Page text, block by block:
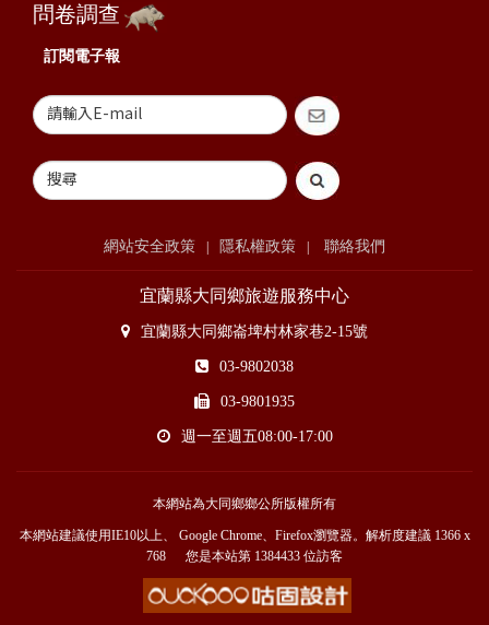
問卷調查
訂閱電子報
網站安全政策 隱私權政策 聯絡我們
宜蘭縣大同鄉旅遊服務中心
宜蘭縣大同鄉崙埤村林家巷2-15號
03-9802038
03-9801935
週一至週五08:00-17:00
本網站為大同鄉鄉公所版權所有
本網站建議使用IE10以上、 Google Chrome、Firefox瀏覽器。解析度建議 1366 x
768 您是本站第 1384433 位訪客